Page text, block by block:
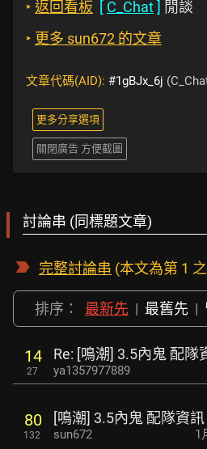
‣ 返回看板 [ C_Chat] 閒談
‣ 更多 sun672 的文章
文章代碼(AID): #1gBJx_6j
更多分享選項
關閉廣告 方便截圖
討論串 (同標題文章)
完整討論串 (本文為第 1 之
排序： 最新先 | 最舊先 |
14
27
Re: [鳴潮] 3.5內鬼 配隊
ya1357977889
80
132
[鳴潮] 3.5內鬼 配隊資訊
sun672 1